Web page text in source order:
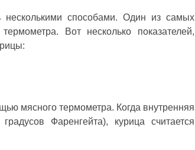
несколькими способами. Один из самых
Вот несколько показателей,
мясного термометра. Когда внутренняя
Фаренгейта), курица считается